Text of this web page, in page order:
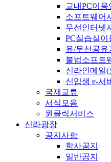
교내PC이용
소프트웨어
무선인터넷
PC실습실이
유/무선공유
불법소프트
신라인메일(
신입생 e-서
국제교류
서식모음
원클릭서비스
신라광장
공지사항
학사공지
일반공지